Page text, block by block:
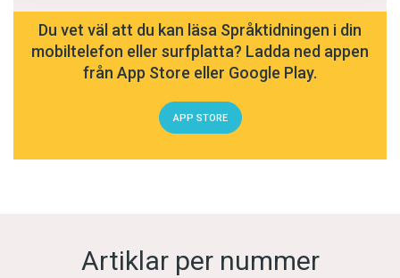
Du vet väl att du kan läsa Språktidningen i din
mobiltelefon eller surfplatta? Ladda ned appen
från App Store eller Google Play.
APP STORE
Artiklar per nummer